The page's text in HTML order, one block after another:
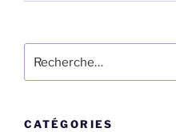
pour
CATÉGORIES